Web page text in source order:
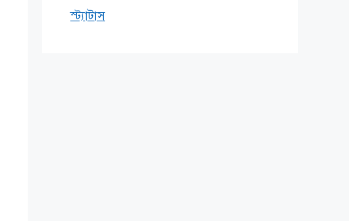
স্ট্যাটাস